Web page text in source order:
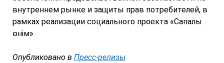
внутреннем рынке и защиты прав потребителей, в
рамках реализации социального проекта «Сапалы
өнім».
Опубликовано в Пресс-релизы